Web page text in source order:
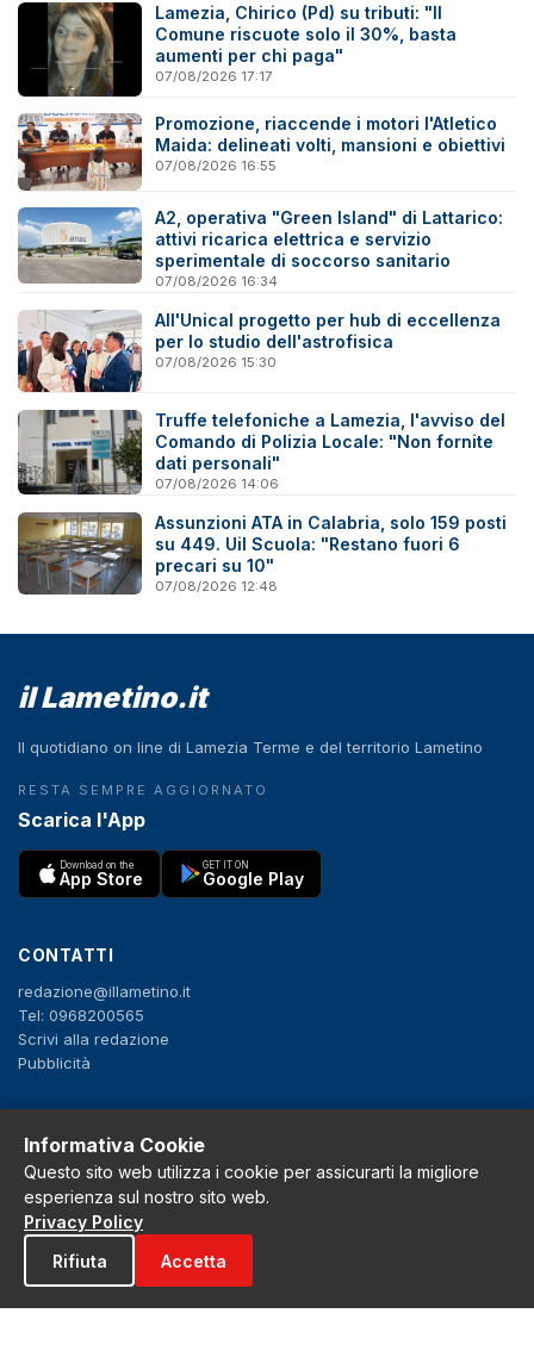
Lamezia, Chirico (Pd) su tributi: "Il
Comune riscuote solo il 30%, basta
aumenti per chi paga"
07/08/2026 17:17
Promozione, riaccende i motori l'Atletico
Maida: delineati volti, mansioni e obiettivi
07/08/2026 16:55
A2, operativa "Green Island" di Lattarico:
attivi ricarica elettrica e servizio
sperimentale di soccorso sanitario
07/08/2026 16:34
All'Unical progetto per hub di eccellenza
per lo studio dell'astrofisica
07/08/2026 15:30
Truffe telefoniche a Lamezia, l'avviso del
Comando di Polizia Locale: "Non fornite
dati personali"
07/08/2026 14:06
Assunzioni ATA in Calabria, solo 159 posti
su 449. Uil Scuola: "Restano fuori 6
precari su 10"
07/08/2026 12:48
il Lametino.it
Il quotidiano on line di Lamezia Terme e del territorio Lametino
RESTA SEMPRE AGGIORNATO
Scarica l'App
Download on the
App Store
GET IT ON
Google Play
CONTATTI
redazione@illametino.it
Tel: 0968200565
Scrivi alla redazione
Pubblicità
f X IG YT
Privacy Policy
Cookie Policy
Informativa Cookie
Questo sito web utilizza i cookie per assicurarti la migliore
esperienza sul nostro sito web.
Privacy Policy
Rifiuta
Accetta